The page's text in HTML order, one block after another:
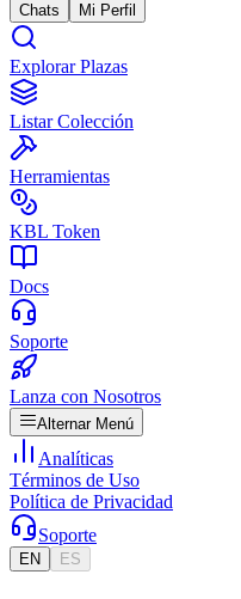
Chats Mi Perfil
Explorar Plazas
Listar Colección
Herramientas
KBL Token
Docs
Soporte
Lanza con Nosotros
Alternar Menú
Analíticas
Términos de Uso
Política de Privacidad
Soporte
EN ES